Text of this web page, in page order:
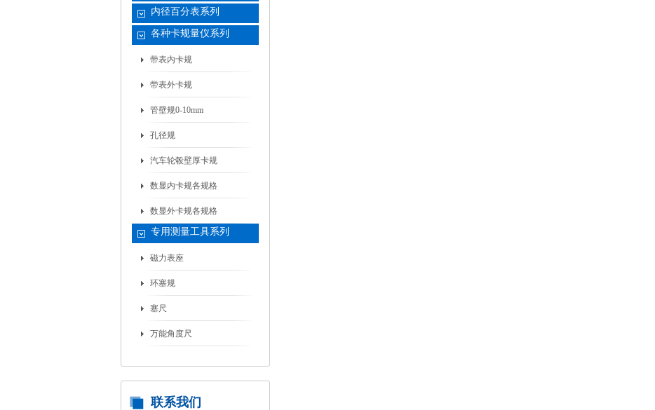
内径百分表系列
各种卡规量仪系列
带表内卡规
带表外卡规
管壁规0-10mm
孔径规
汽车轮毂壁厚卡规
数显内卡规各规格
数显外卡规各规格
专用测量工具系列
磁力表座
环塞规
塞尺
万能角度尺
联系我们